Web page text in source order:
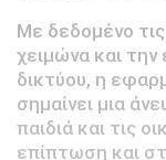
Με δεδομένο
χειμώνα και την
δικτύου, η
σημαίνει μια
παιδιά και τις
επίπτωση και